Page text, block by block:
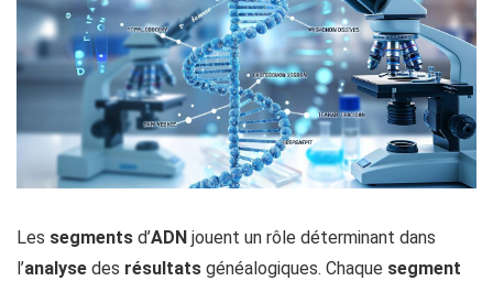
Les segments d’ADN jouent un rôle déterminant dans
l’analyse des résultats généalogiques. Chaque segment